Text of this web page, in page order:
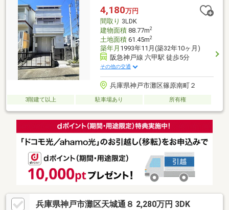
校…徒歩17分・六甲幼稚園…徒歩4分・阪急オアシス…徒歩6分・フ
ォレスタ六甲…徒歩14分・金沢病院…徒歩8分・篠原公園…徒歩7分
4,180万円
間取り 3LDK
建物面積88.77m2
土地面積61.45m2
築年月 1993年11月(築32年10ヶ月)
阪急神戸線 六甲駅 徒歩5分
その他の交通
兵庫県神戸市灘区篠原南町２
3階建て以上 駐車場あり 所有権
兵庫県神戸市灘区天城通８ 2,280万円 3DK